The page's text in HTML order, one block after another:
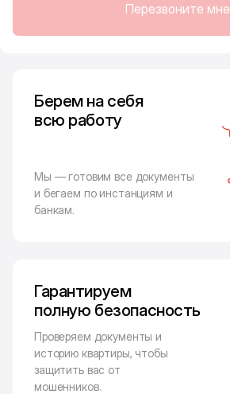
Перезвоните мне
Берем на себя
всю работу
Мы — готовим все документы
и бегаем по инстанциям и
банкам.
Гарантируем
полную безопасность
Проверяем документы и
историю квартиры, чтобы
защитить вас от
мошенников.